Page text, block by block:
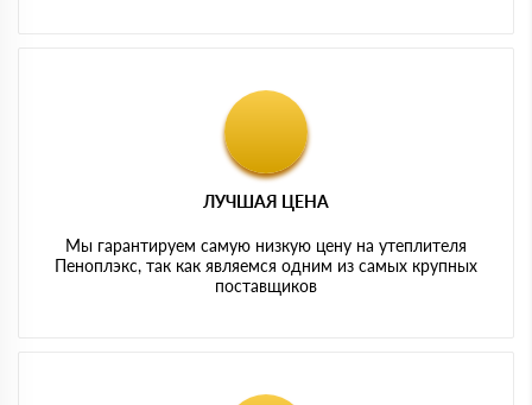
ЛУЧШАЯ ЦЕНА
Мы гарантируем самую низкую цену на утеплителя
Пеноплэкс, так как являемся одним из самых крупных
поставщиков